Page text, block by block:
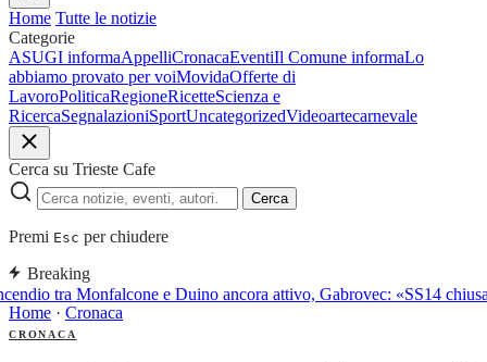
Home Tutte le notizie
Categorie
ASUGI informaAppelliCronacaEventiIl Comune informaLo
abbiamo provato per voiMovidaOfferte di
LavoroPoliticaRegioneRicetteScienza e
RicercaSegnalazioniSportUncategorizedVideoartecarnevale
Cerca su Trieste Cafe
Cerca
Premi Esc per chiudere
Breaking
tra Monfalcone e Duino ancora attivo, Gabrovec: «SS14
Home · Cronaca
CRONACA